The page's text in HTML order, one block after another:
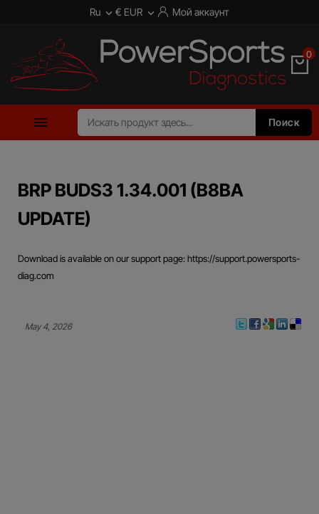
Ru  € EUR  Мой аккаунт
0
 Поиск
BRP BUDS3 1.34.001 (B8BA
UPDATE)
Download is available on our support page: https://support.powersports-
diag.com
May 4, 2026